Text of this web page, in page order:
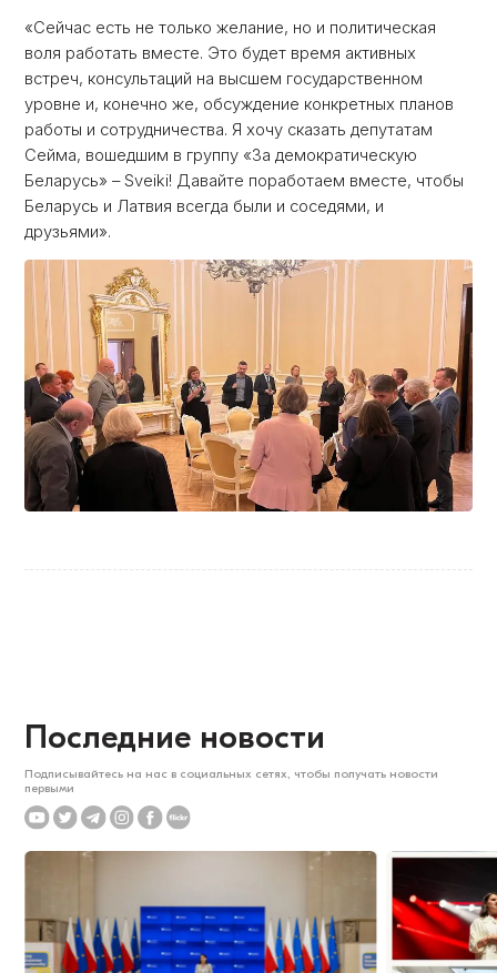
«Сейчас есть не только желание, но и политическая
воля работать вместе. Это будет время активных
встреч, консультаций на высшем государственном
уровне и, конечно же, обсуждение конкретных планов
работы и сотрудничества. Я хочу сказать депутатам
Сейма, вошедшим в группу «За демократическую
Беларусь» – Sveiki! Давайте поработаем вместе, чтобы
Беларусь и Латвия всегда были и соседями, и
друзьями».
Последние новости
Подписывайтесь на нас в социальных сетях, чтобы получать новости
первыми